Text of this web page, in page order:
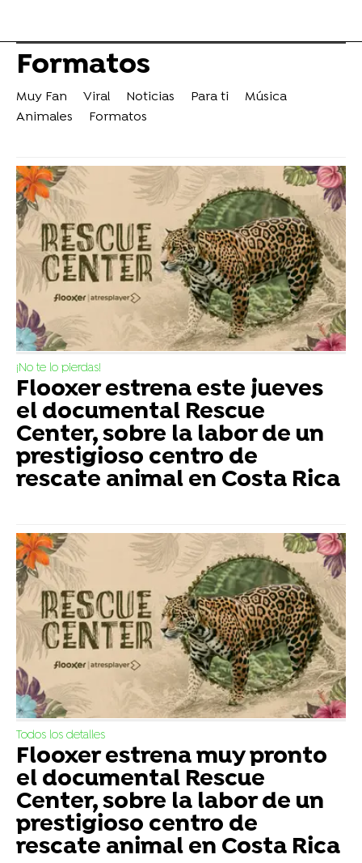
Formatos
Muy Fan Viral Noticias Para ti
Música
Animales
Formatos
¡No te lo pierdas!
Flooxer estrena este jueves
el documental Rescue
Center, sobre la labor de un
prestigioso centro de
rescate animal en Costa Rica
Todos los detalles
Flooxer estrena muy pronto
el documental Rescue
Center, sobre la labor de un
prestigioso centro de
rescate animal en Costa Rica